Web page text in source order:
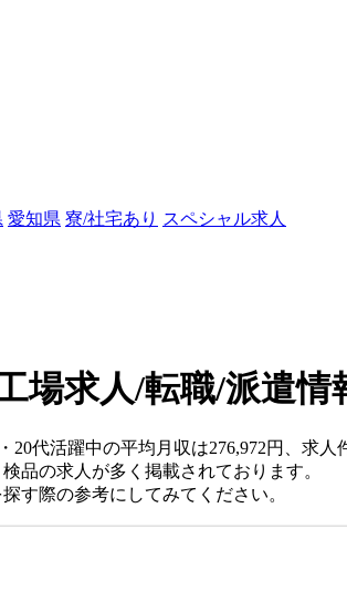
愛知県 寮/社宅あり スペシャル求人
場求人/転職/派遣情
代活躍中の平均月収は276,972円、求
品の求人が多く掲載されております。
す際の参考にしてみてください。